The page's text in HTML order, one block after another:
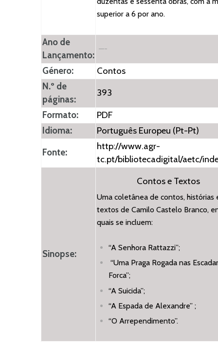
superior a 6 por ano.
Ano de
Lançamento:
—-
Género:
Contos
N.º de
páginas:
393
Formato:
PDF
Idioma:
Português Europeu (Pt-Pt)
Fonte:
http://www.agr-
tc.pt/bibliotecadigital/aetc/
Sinopse:
Contos e Textos
Uma coletânea de contos, histórias
textos de Camilo Castelo Branco,
quais se incluem:
“A Senhora Rattazzi”;
“Uma Praga Rogada nas
Forca”;
“A Suicida”;
“A Espada de Alexandre” ;
“O Arrependimento”.